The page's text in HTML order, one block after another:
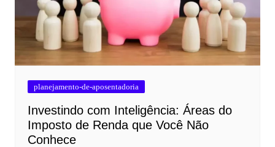
planejamento-de-aposentadoria
Investindo com Inteligência: Áreas do
Imposto de Renda que Você Não
Conhece